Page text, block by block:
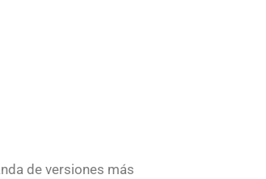
de versiones más